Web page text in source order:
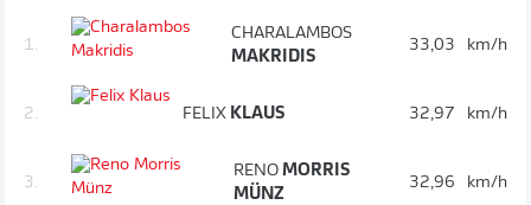
1.
CHARALAMBOS
MAKRIDIS
33,03 km/h
2. FELIX KLAUS 32,97 km/h
3.
RENOMORRIS
MÜNZ
32,96 km/h